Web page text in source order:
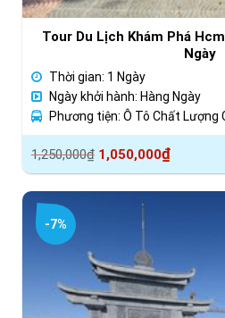
Tour Du Lịch Khám Phá
Ngày
Thời gian: 1 Ngày
Ngày khởi hành: Hàng Ngày
Phương tiện: Ô Tô Chất Lượng
1,250,000₫
Giá
gốc
là:
1,250,000₫.
1,050,000₫
Giá
hiện
tại
là:
1,050,000₫.
-7%